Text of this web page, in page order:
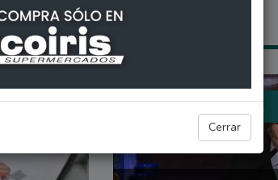
Cerrar
INTERÉS GENERAL